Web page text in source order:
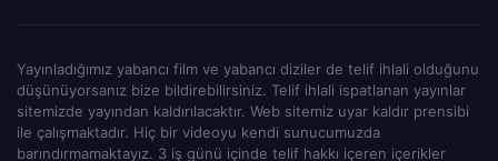
Yayınladığımız yabancı film ve yabancı diziler de telif ihlali olduğunu
düşünüyorsanız bize bildirebilirsiniz. Telif ihlali ispatlanan yayınlar
sitemizde yayından kaldırılacaktır. Web sitemiz uyar kaldır prensibi
ile çalışmaktadır. Hiç bir videoyu kendi sunucumuzda
barındırmamaktayız. 3 iş günü içinde telif hakkı içeren içerikler